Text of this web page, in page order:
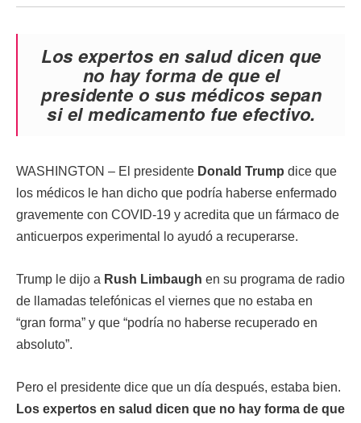
Los expertos en salud dicen que
no hay forma de que el
presidente o sus médicos sepan
si el medicamento fue efectivo.
WASHINGTON – El presidente Donald Trump dice que
los médicos le han dicho que podría haberse enfermado
gravemente con COVID-19 y acredita que un fármaco de
anticuerpos experimental lo ayudó a recuperarse.
Trump le dijo a Rush Limbaugh en su programa de radio
de llamadas telefónicas el viernes que no estaba en
“gran forma” y que “podría no haberse recuperado en
absoluto”.
Pero el presidente dice que un día después, estaba bien.
Los expertos en salud dicen que no hay forma de que